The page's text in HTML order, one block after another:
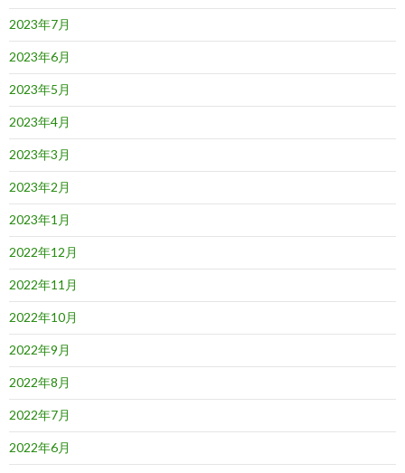
2023年7月
2023年6月
2023年5月
2023年4月
2023年3月
2023年2月
2023年1月
2022年12月
2022年11月
2022年10月
2022年9月
2022年8月
2022年7月
2022年6月